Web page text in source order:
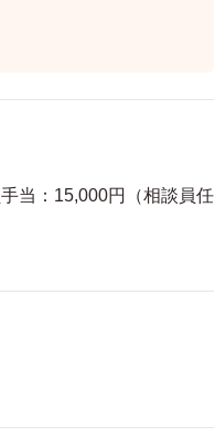
当：15,000円（相談員任